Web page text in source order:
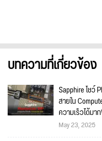
บทความที่เกี่ยวข้อง
Sapphire โชว์
สายใน Computex 2025 ปลอด
ความเร็วได้ม
May 23, 2025